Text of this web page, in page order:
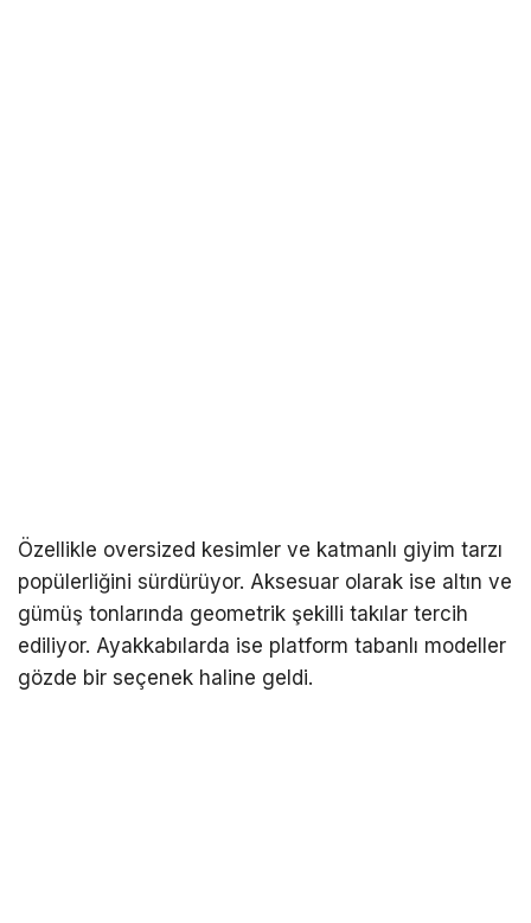
Özellikle oversized kesimler ve katmanlı giyim tarzı
popülerliğini sürdürüyor. Aksesuar olarak ise altın ve
gümüş tonlarında geometrik şekilli takılar tercih
ediliyor. Ayakkabılarda ise platform tabanlı modeller
gözde bir seçenek haline geldi.